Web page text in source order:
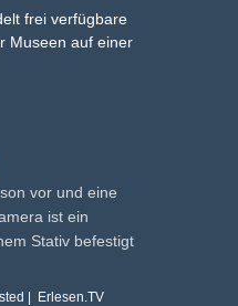
frei verfügbare
Museen auf einer
| Erlesen.TV